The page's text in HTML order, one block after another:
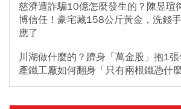
慈濟遭詐騙10億怎麼發生的？陳昱瑄
博信任！豪宅藏158公斤黃金，洗錢
應了
川湖做什麼的？躋身「萬金股」抱1
產鐵工廠如何翻身「只有兩根鐵憑什